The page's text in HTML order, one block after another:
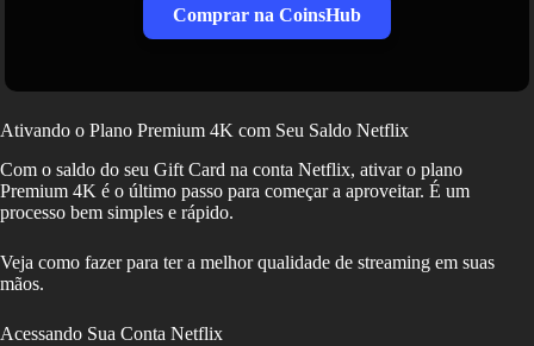
Comprar na CoinsHub
Ativando o Plano Premium 4K com Seu Saldo Netflix
Com o saldo do seu Gift Card na conta Netflix, ativar o plano
Premium 4K é o último passo para começar a aproveitar. É um
processo bem simples e rápido.
Veja como fazer para ter a melhor qualidade de streaming em suas
mãos.
Acessando Sua Conta Netflix